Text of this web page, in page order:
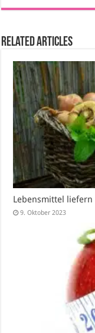
Related Articles
Lebensmittel liefern
9. Oktober 2023